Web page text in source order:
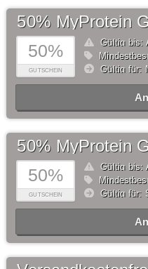
50%
GUTSCHEIN
50% MyProtein
Gültig bis:
Gültig für:
50%
GUTSCHEIN
50% MyProtein
Gültig bis:
Gültig für: